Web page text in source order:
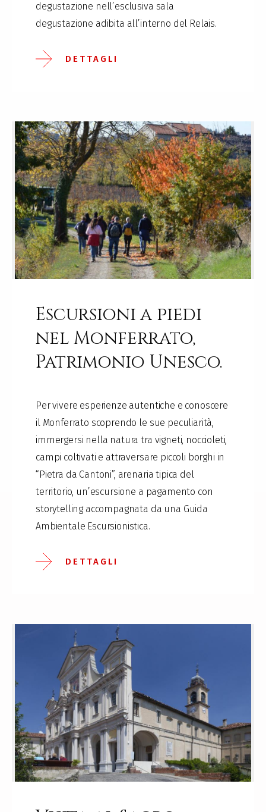
degustazione nell’esclusiva sala
degustazione adibita all’interno del Relais.
DETTAGLI
Escursioni a piedi
nel Monferrato,
Patrimonio Unesco.
Per vivere esperienze autentiche e conoscere
il Monferrato scoprendo le sue peculiarità,
immergersi nella natura tra vigneti, noccioleti,
campi coltivati e attraversare piccoli borghi in
“Pietra da Cantoni”, arenaria tipica del
territorio, un’escursione a pagamento con
storytelling accompagnata da una Guida
Ambientale Escursionistica.
DETTAGLI